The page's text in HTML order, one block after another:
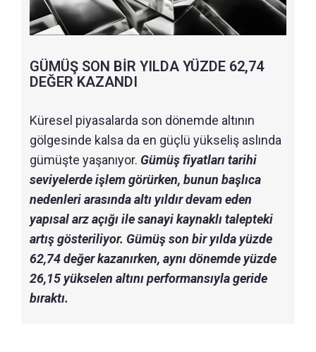
GÜMÜŞ SON BİR YILDA YÜZDE 62,74
DEĞER KAZANDI
Küresel piyasalarda son dönemde altının
gölgesinde kalsa da en güçlü yükseliş aslında
gümüşte yaşanıyor. Gümüş fiyatları tarihi
seviyelerde işlem görürken, bunun başlıca
nedenleri arasında altı yıldır devam eden
yapısal arz açığı ile sanayi kaynaklı talepteki
artış gösteriliyor. Gümüş son bir yılda yüzde
62,74 değer kazanırken, aynı dönemde yüzde
26,15 yükselen altını performansıyla geride
bıraktı.